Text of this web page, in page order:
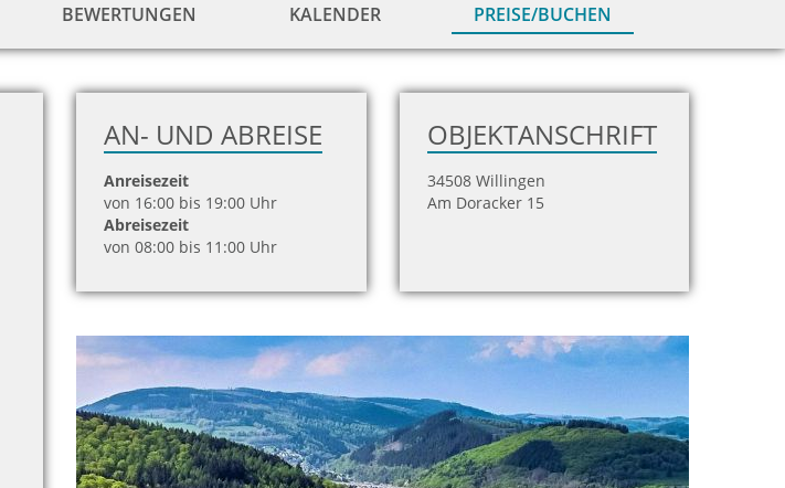
BEWERTUNGEN KALENDER PREISE/BUCHEN
AN- UND ABREISE
Anreisezeit
von 16:00 bis 19:00 Uhr
Abreisezeit
von 08:00 bis 11:00 Uhr
OBJEKTANSCHRIFT
34508 Willingen
Am Doracker 15
zur